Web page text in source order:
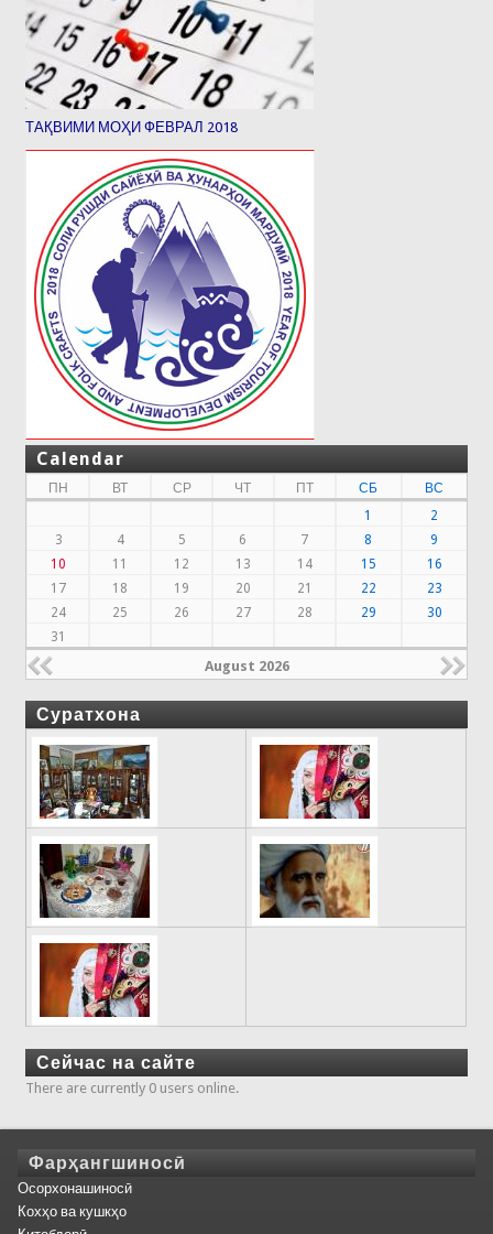
ТАҚВИМИ МОҲИ ФЕВРАЛ 2018
Calendar
ПН ВТ СР ЧТ ПТ СБ
ВС
1
2
3
4 5 6 7 8
9
10
11 12 13 14 15
16
17
18 19 20 21 22
23
24
25 26 27 28 29
30
31
August 2026
Суратхона
Сейчас на сайте
There are currently 0 users online.
Фарҳангшиносӣ
Осорхонашиносӣ
Кохҳо ва кушкҳо